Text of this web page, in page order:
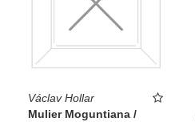
Václav Hollar
Mulier Moguntiana /